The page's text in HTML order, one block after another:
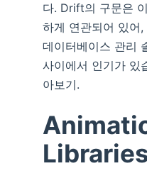
다. Drift의 구문은
하게 연관되어 있어
데이터베이스 관리
사이에서 인기가 있
아보기.